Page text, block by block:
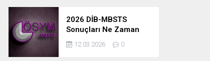
2026 DİB-MBSTS
Sonuçları Ne Zaman
Açıklanacak?
12.03.2026 0